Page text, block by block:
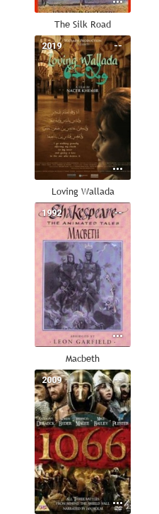
The Silk Road
--
2019
Loving Wallada
--
1992
Macbeth
--
2009